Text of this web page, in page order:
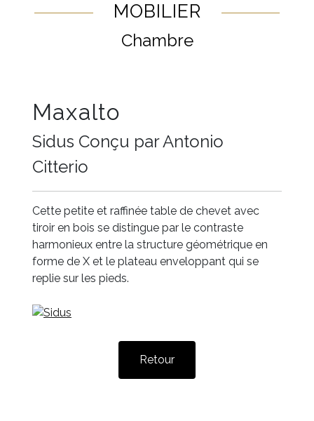
MOBILIER
Chambre
Maxalto
Sidus Conçu par Antonio
Citterio
Cette petite et raffinée table de chevet avec
tiroir en bois se distingue par le contraste
harmonieux entre la structure géométrique en
forme de X et le plateau enveloppant qui se
replie sur les pieds.
Retour